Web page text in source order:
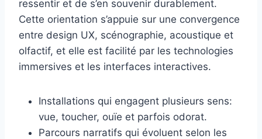
ressentir et de s’en souvenir durablement.
Cette orientation s’appuie sur une convergence
entre design UX, scénographie, acoustique et
olfactif, et elle est facilité par les technologies
immersives et les interfaces interactives.
Installations qui engagent plusieurs sens:
vue, toucher, ouïe et parfois odorat.
Parcours narratifs qui évoluent selon les